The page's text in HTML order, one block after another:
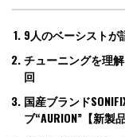
9人のベーシストが
チューニングを理
回
国産ブランド
ブ“AURION”【新製